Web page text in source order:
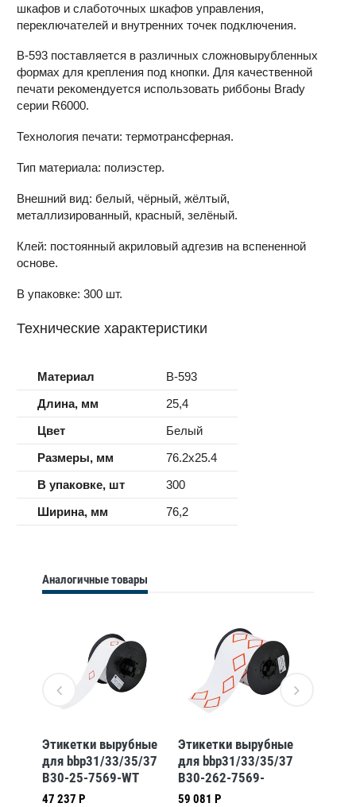
шкафов и слаботочных шкафов управления,
переключателей и внутренних точек подключения.
В-593 поставляется в различных сложновырубленных
формах для крепления под кнопки. Для качественной
печати рекомендуется использовать риббоны Brady
серии R6000.
Технология печати: термотрансферная.
Тип материала: полиэстер.
Внешний вид: белый, чёрный, жёлтый,
металлизированный, красный, зелёный.
Клей: постоянный акриловый адгезив на вспененной
основе.
В упаковке: 300 шт.
Технические характеристики
Материал
B-593
Длина, мм
25,4
Цвет
Белый
Размеры, мм
76.2x25.4
В упаковке, шт
300
Ширина, мм
76,2
Аналогичные товары
Этикетки вырубные
для bbp31/33/35/37
B30-25-7569-WT
47 237 Р
Этикетки вырубные
для bbp31/33/35/37
B30-262-7569-
CLP4A
59 081 Р